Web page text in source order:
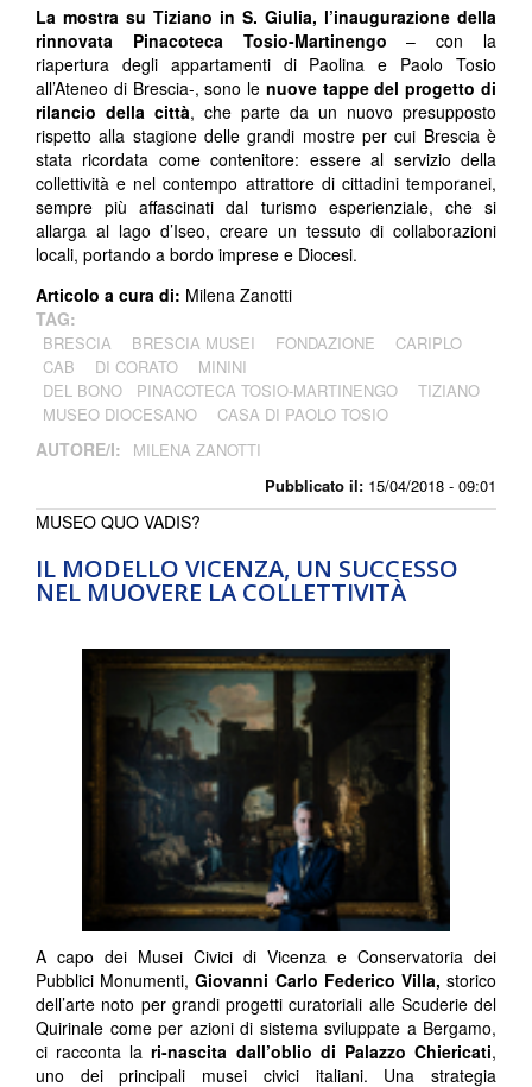
Pubblicato il: 15/04/2018 - 09:01
La mostra su Tiziano in S. Giulia, l’inaugurazione della
rinnovata Pinacoteca Tosio-Martinengo – con la
riapertura degli appartamenti di Paolina e Paolo Tosio
all’Ateneo di Brescia-, sono le nuove tappe del progetto di
rilancio della città, che parte da un nuovo presupposto
rispetto alla stagione delle grandi mostre per cui Brescia è
stata ricordata come contenitore: essere al servizio della
collettività e nel contempo attrattore di cittadini temporanei,
sempre più affascinati dal turismo esperienziale, che si
allarga al lago d’Iseo, creare un tessuto di collaborazioni
locali, portando a bordo imprese e Diocesi.
Articolo a cura di: Milena Zanotti
TAG:
BRESCIA BRESCIA MUSEI FONDAZIONE
CARIPLO
CAB
DI CORATO
MININI
DEL BONO PINACOTECA TOSIO-MARTINENGO
TIZIANO
MUSEO DIOCESANO
CASA DI PAOLO TOSIO
AUTORE/I: MILENA ZANOTTI
IL MODELLO VICENZA, UN SUCCESSO
NEL MUOVERE LA COLLETTIVITÀ
MUSEO QUO VADIS?
A capo dei Musei Civici di Vicenza e Conservatoria dei
Pubblici Monumenti, Giovanni Carlo Federico Villa, storico
dell’arte noto per grandi progetti curatoriali alle Scuderie del
Quirinale come per azioni di sistema sviluppate a Bergamo,
ci racconta lari-nascita dall’oblio di Palazzo Chiericati,
uno dei principali musei civici italiani. Una strategia